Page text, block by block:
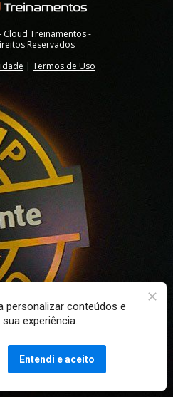
Cloud Treinamentos -
Reservados
| Termos de Uso
personalizar conteúdos e
experiência.
Entendi e aceito